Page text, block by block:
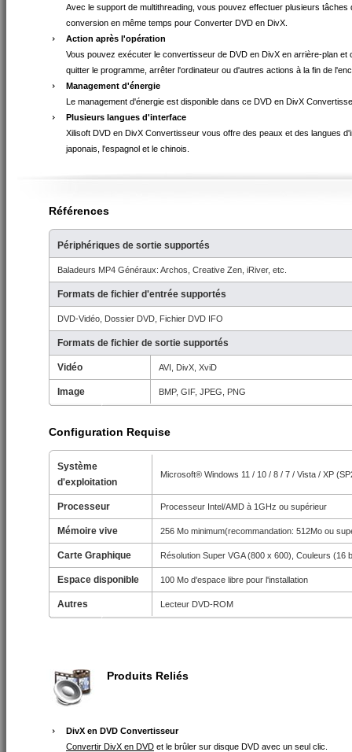
Avec le support de multithreading, vous pouvez effectuer plusieurs tâches
conversion en même temps pour Converter DVD en DivX.
Action après l'opération
Vous pouvez exécuter le convertisseur de DVD en DivX en arrière-plan et
quitter le programme, arrêter l'ordinateur ou d'autres actions à la fin de
Management d'énergie
Le management d'énergie est disponible dans ce DVD en DivX
Plusieurs langues d'interface
Xilisoft DVD en DivX Convertisseur vous offre des peaux et des langues
japonais, l'espagnol et le chinois.
Références
Périphériques de sortie supportés
Baladeurs MP4 Généraux: Archos, Creative Zen, iRiver, etc.
Formats de fichier d'entrée supportés
DVD-Vidéo, Dossier DVD, Fichier DVD IFO
Formats de fichier de sortie supportés
Vidéo AVI, DivX, XviD
Image BMP, GIF, JPEG, PNG
Configuration Requise
Système
d'exploitation
Microsoft® Windows 11 / 10 / 8 / 7 / Vista / XP
Processeur Processeur Intel/AMD à 1GHz ou supérieur
Mémoire vive 256 Mo minimum(recommandation: 512Mo ou
Carte Graphique Résolution Super VGA (800 x 600), Couleurs (16
Espace disponible 100 Mo d'espace libre pour l'installation
Autres Lecteur DVD-ROM
Produits Reliés
DivX en DVD Convertisseur
Convertir DivX en DVD et le brûler sur disque DVD avec un seul clic.